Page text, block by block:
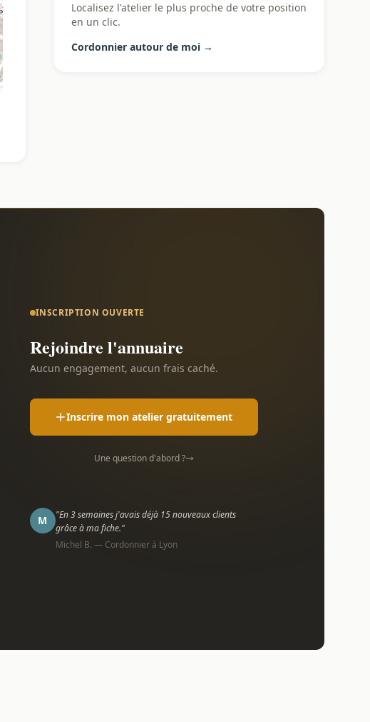
Localisez l'atelier le plus proche de votre position
en un clic.
Cordonnier autour de moi →
INSCRIPTION OUVERTE
Rejoindre l'annuaire
Aucun engagement, aucun frais caché.
Inscrire mon atelier gratuitement
Une question d'abord ?
M
"En 3 semaines j'avais déjà 15 nouveaux clients
grâce à ma fiche."
Michel B. — Cordonnier à Lyon